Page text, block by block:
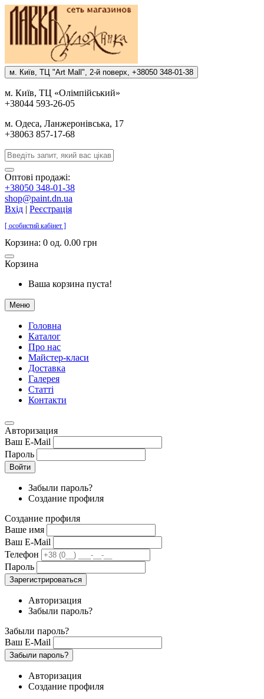
м. Киïв, ТЦ "Art Mall", 2-й поверх, +38050 348-01-38
м. Киïв, ТЦ «Олiмпiйський»
+38044 593-26-05
м. Одеса, Ланжеронiвська, 17
+38063 857-17-68
Оптові продажі:
+38050 348-01-38
shop@paint.dn.ua
Вхід | Реєстрація
[ особистий кабінет ]
Корзина: 0 од. 0.00 грн
Корзина
Ваша корзина пуста!
Меню
Головна
Каталог
Про нас
Майстер-класи
Доставка
Галерея
Статтi
Контакти
Авторизация
Ваш E-Mail
Пароль
Войти
Забыли пароль?
Создание профиля
Создание профиля
Ваше имя
Ваш E-Mail
Телефон
Пароль
Зарегистрироваться
Авторизация
Забыли пароль?
Забыли пароль?
Ваш E-Mail
Забыли пароль?
Авторизация
Создание профиля